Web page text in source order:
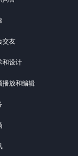
答
交友
和设计
放和编辑